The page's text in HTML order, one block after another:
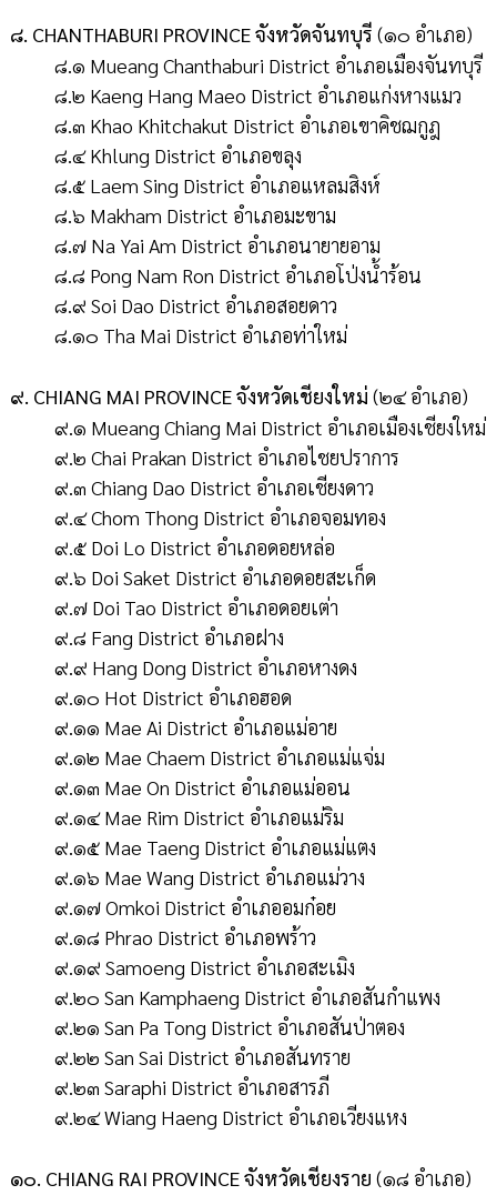
๘. CHANTHABURI PROVINCE จังหวัดจันทบุรี (๑๐ อำเภอ)
๘.๑ Mueang Chanthaburi District อำเภอเมืองจันทบุรี
๘.๒ Kaeng Hang Maeo District อำเภอแก่งหางแมว
๘.๓ Khao Khitchakut District อำเภอเขาคิชฌกูฎ
๘.๔ Khlung District อำเภอขลุง
๘.๕ Laem Sing District อำเภอแหลมสิงห์
๘.๖ Makham District อำเภอมะขาม
๘.๗ Na Yai Am District อำเภอนายายอาม
๘.๘ Pong Nam Ron District อำเภอโป่งน้ำร้อน
๘.๙ Soi Dao District อำเภอสอยดาว
๘.๑๐ Tha Mai District อำเภอท่าใหม่
๙. CHIANG MAI PROVINCE จังหวัดเชียงใหม่ (๒๔ อำเภอ)
๙.๑ Mueang Chiang Mai District อำเภอเมืองเชียงใหม่
๙.๒ Chai Prakan District อำเภอไชยปราการ
๙.๓ Chiang Dao District อำเภอเชียงดาว
๙.๔ Chom Thong District อำเภอจอมทอง
๙.๕ Doi Lo District อำเภอดอยหล่อ
๙.๖ Doi Saket District อำเภอดอยสะเก็ด
๙.๗ Doi Tao District อำเภอดอยเต่า
๙.๘ Fang District อำเภอฝาง
๙.๙ Hang Dong District อำเภอหางดง
๙.๑๐ Hot District อำเภอฮอด
๙.๑๑ Mae Ai District อำเภอแม่อาย
๙.๑๒ Mae Chaem District อำเภอแม่แจ่ม
๙.๑๓ Mae On District อำเภอแม่ออน
๙.๑๔ Mae Rim District อำเภอแม่ริม
๙.๑๕ Mae Taeng District อำเภอแม่แตง
๙.๑๖ Mae Wang District อำเภอแม่วาง
๙.๑๗ Omkoi District อำเภออมก๋อย
๙.๑๘ Phrao District อำเภอพร้าว
๙.๑๙ Samoeng District อำเภอสะเมิง
๙.๒๐ San Kamphaeng District อำเภอสันกำแพง
๙.๒๑ San Pa Tong District อำเภอสันป่าตอง
๙.๒๒ San Sai District อำเภอสันทราย
๙.๒๓ Saraphi District อำเภอสารภี
๙.๒๔ Wiang Haeng District อำเภอเวียงแหง
๑๐. CHIANG RAI PROVINCE จังหวัดเชียงราย (๑๘ อำเภอ)